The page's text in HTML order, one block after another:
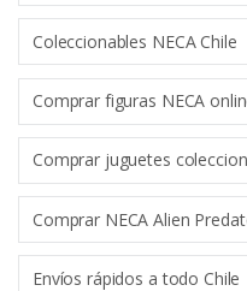
Coleccionables NECA Chile
Comprar figuras NECA
Comprar juguetes
Comprar NECA Alien
Envíos rápidos a todo Chile